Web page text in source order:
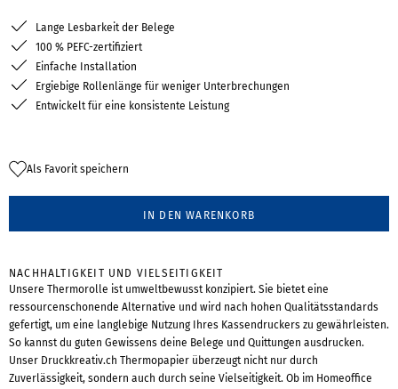
Lange Lesbarkeit der Belege
100 % PEFC-zertifiziert
Einfache Installation
Ergiebige Rollenlänge für weniger Unterbrechungen
Entwickelt für eine konsistente Leistung
Als Favorit speichern
IN DEN WARENKORB
NACHHALTIGKEIT UND VIELSEITIGKEIT
Unsere Thermorolle ist umweltbewusst konzipiert. Sie bietet eine
ressourcenschonende Alternative und wird nach hohen Qualitätsstandards
gefertigt, um eine langlebige Nutzung Ihres Kassendruckers zu gewährleisten.
So kannst du guten Gewissens deine Belege und Quittungen ausdrucken.
Unser Druckkreativ.ch Thermopapier überzeugt nicht nur durch
Zuverlässigkeit, sondern auch durch seine Vielseitigkeit. Ob im Homeoffice